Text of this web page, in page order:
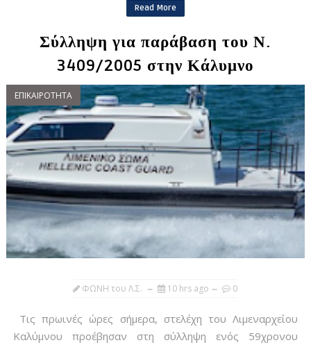
Read More
Σύλληψη για παράβαση του Ν.
3409/2005 στην Κάλυμνο
ΕΠΙΚΑΙΡΟΤΗΤΑ
ΦΩΝΗ του Λ.Σ. 10 hrs ago 0
Τις πρωινές ώρες σήμερα, στελέχη του Λιμεναρχείου
Καλύμνου προέβησαν στη σύλληψη ενός 59χρονου